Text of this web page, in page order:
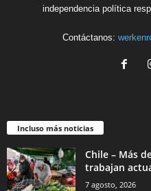
independencia política
Contáctanos:
Incluso más noticias
Chile – Más
trabajan
7 agosto, 2026